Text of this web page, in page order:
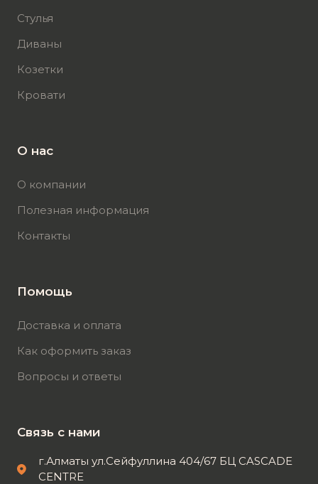
Стулья
Диваны
Козетки
Кровати
О нас
О компании
Полезная информация
Контакты
Помощь
Доставка и оплата
Как оформить заказ
Вопросы и ответы
Связь с нами
г.Алматы ул.Сейфуллина 404/67 БЦ CASCADE
CENTRE